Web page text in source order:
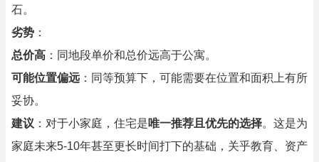
石。
劣势 ：
总价高 ：同地段单价和总价远高于公寓。
可能位置偏远 ：同等预算下，可能需要在位置和面积上有所
妥协。
建议 ：对于小家庭，住宅是唯一推荐且优先的选择。这是为
家庭未来5-10年甚至更长时间打下的基础，关乎教育、资产